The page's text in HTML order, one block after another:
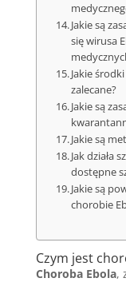
Jakie są
się wirusa
Jakie
zalecane?
Jakie są
Jakie są
Jak działa
dostępne
Jakie są
chorobie
Czym jest
Choroba Ebola,